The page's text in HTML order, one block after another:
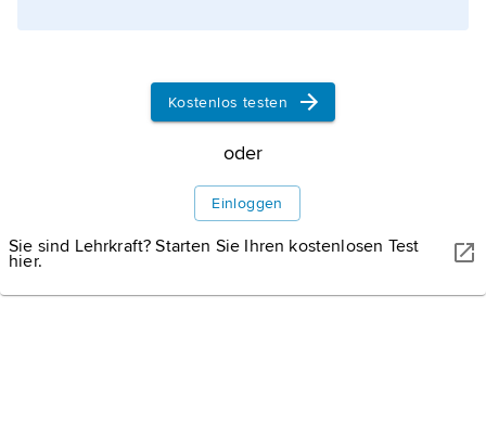
Kostenlos testen
oder
Einloggen
Sie sind Lehrkraft? Starten Sie Ihren kostenlosen Test
hier.